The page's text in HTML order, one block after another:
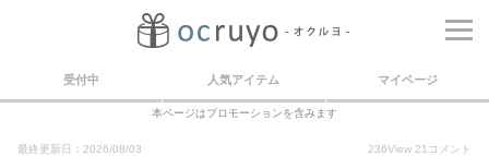
受付中 人気アイテム マイページ
本ページはプロモーションを含みます
最終更新日：2026/08/03 236View 21 コメント